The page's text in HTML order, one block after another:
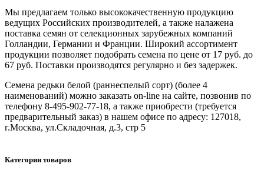
Мы предлагаем только высококачественную продукцию
ведущих Российских производителей, а также налажена
поставка семян от селекционных зарубежных компаний
Голландии, Германии и Франции. Широкий ассортимент
продукции позволяет подобрать семена по цене от 17 руб. до
67 руб. Поставки производятся регулярно и без задержек.
Семена редьки белой (раннеспелый сорт) (более 4
наименований) можно заказать on-line на сайте, позвонив по
телефону 8-495-902-77-18, а также приобрести (требуется
предварительный заказ) в нашем офисе по адресу: 127018,
г.Москва, ул.Складочная, д.3, стр 5
Категории товаров